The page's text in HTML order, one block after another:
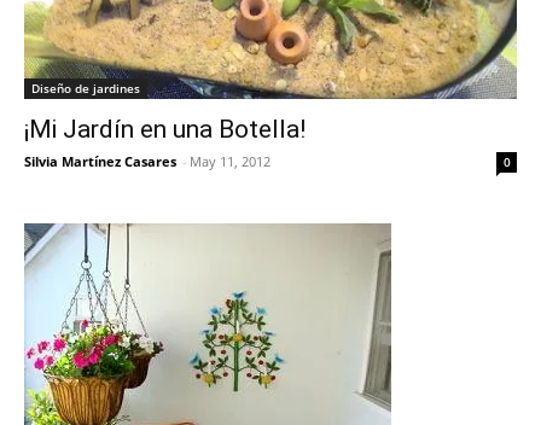
Diseño de jardines
¡Mi Jardín en una Botella!
Silvia Martínez Casares - May 11, 2012 0